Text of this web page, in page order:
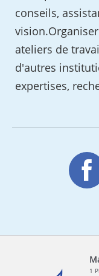
conseils,
ateliers de
d'autres
expertises,
1